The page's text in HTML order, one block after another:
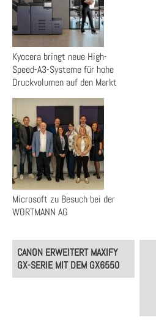
Kyocera bringt neue High-
Speed-A3-Systeme für hohe
Druckvolumen auf den Markt
Microsoft zu Besuch bei der
WORTMANN AG
Post
navigation
CANON ERWEITERT MAXIFY
GX-SERIE MIT DEM GX6550